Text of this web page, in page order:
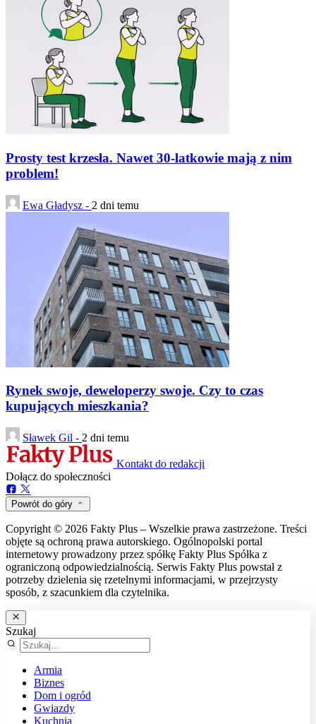
Prosty test krzesła. Nawet 30-latkowie mają z nim
problem!
Ewa Gładysz - 2 dni temu
Rynek swoje, deweloperzy swoje. Czy to czas
kupujących mieszkania?
Sławek Gil - 2 dni temu
Kontakt do redakcji
Dołącz do społeczności
Powrót do góry
Copyright © 2026 Fakty Plus – Wszelkie prawa zastrzeżone. Treści
objęte są ochroną prawa autorskiego. Ogólnopolski portal
internetowy prowadzony przez spółkę Fakty Plus Spółka z
ograniczoną odpowiedzialnością. Serwis Fakty Plus powstał z
potrzeby dzielenia się rzetelnymi informacjami, w przejrzysty
sposób, z szacunkiem dla czytelnika.
Szukaj
Armia
Biznes
Dom i ogród
Gwiazdy
Kuchnia